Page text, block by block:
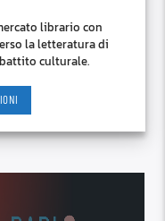
librario con
la letteratura di
culturale.